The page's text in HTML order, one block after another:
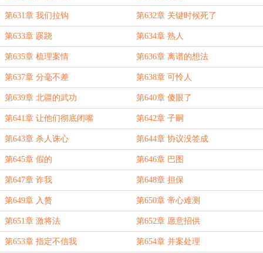
第631章 我们拉钩 第632章 关键时候死了
第633章 蹊跷 第634章 熟人
第635章 梳理案情 第636章 离谱的想法
第637章 分毫不差 第638章 可怜人
第639章 北疆的武功 第640章 傻眼了
第641章 让他们彻底闭嘴 第642章 子嗣
第643章 杀人诛心 第644章 协议没签成
第645章 假的 第646章 巴图
第647章 诈我 第648章 担保
第649章 入赘 第650章 帝心难测
第651章 激将法 第652章 愿意招供
第653章 指定不信我 第654章 并案处理